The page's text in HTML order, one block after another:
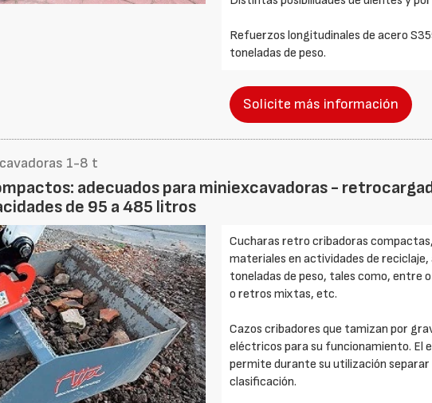
Refuerzos longitudinales de acero
toneladas de peso.
Solicite más información
1-8 t
adecuados para miniexcavadoras -
de 95 a 485 litros
Cucharas retro cribadoras
materiales en actividades de reciclaje,
toneladas de peso, tales como,
o retros mixtas, etc.
Cazos cribadores que tamizan por
eléctricos para su funcionamiento. El
permite durante su utilización
clasificación.